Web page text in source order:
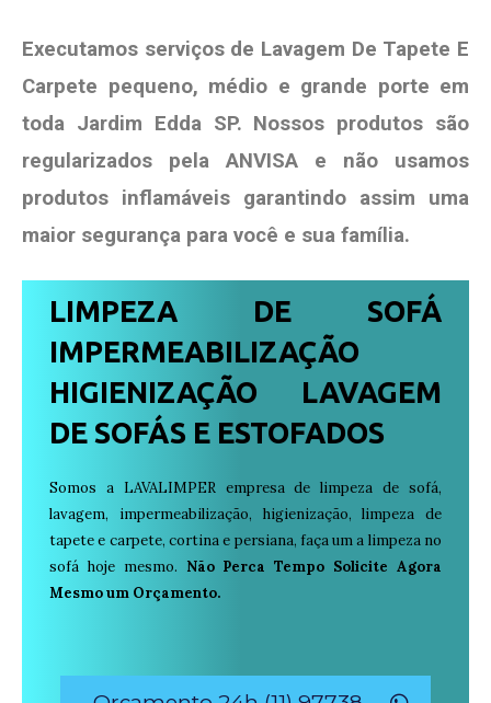
Executamos serviços de Lavagem De Tapete E
Carpete pequeno, médio e grande porte em
toda Jardim Edda SP. Nossos produtos são
regularizados pela ANVISA e não usamos
produtos inflamáveis garantindo assim uma
maior segurança para você e sua família.
LIMPEZA DE SOFÁ
IMPERMEABILIZAÇÃO
HIGIENIZAÇÃO LAVAGEM
DE SOFÁS E ESTOFADOS
Somos a LAVALIMPER empresa de limpeza de sofá,
lavagem, impermeabilização, higienização, limpeza de
tapete e carpete, cortina e persiana, faça um a limpeza no
sofá hoje mesmo. Não Perca Tempo Solicite Agora
Mesmo um Orçamento.